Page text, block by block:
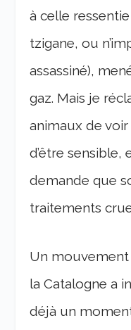
à celle
tzigane, ou
assassiné),
gaz. Mais je
animaux de
d’être sensible,
demande que
traitements
Un mouvement
la Catalogne a
déjà un